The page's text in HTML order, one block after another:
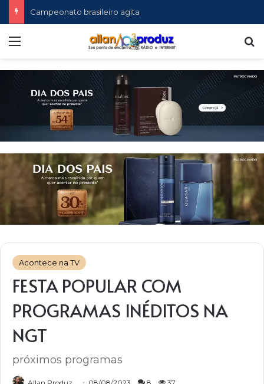
Campeonato brasileiro agita
Menu
Acontece na TV
FESTA POPULAR COM
PROGRAMAS INÉDITOS NA
NGT
próximos programas